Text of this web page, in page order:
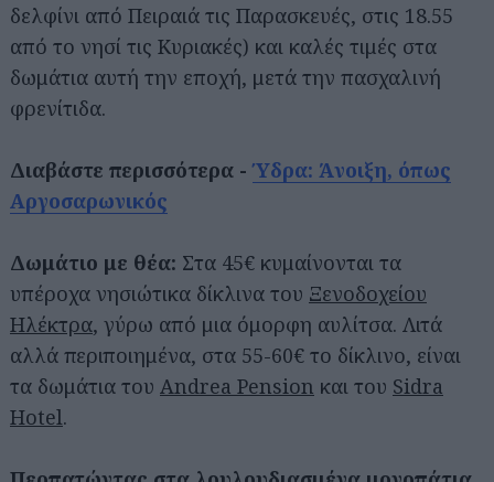
δελφίνι από Πειραιά τις Παρασκευές, στις 18.55
από το νησί τις Κυριακές) και καλές τιμές στα
δωμάτια αυτή την εποχή, μετά την πασχαλινή
φρενίτιδα.
Διαβάστε περισσότερα - Ύδρα: Άνοιξη, όπως
Αργοσαρωνικός
Δωμάτιο με θέα: Στα 45€ κυμαίνονται τα
υπέροχα νησιώτικα δίκλινα του Ξενοδοχείου
Ηλέκτρα, γύρω από μια όμορφη αυλίτσα. Λιτά
αλλά περιποιημένα, στα 55-60€ το δίκλινο, είναι
τα δωμάτια του Andrea Pension και του Sidra
Hotel.